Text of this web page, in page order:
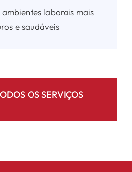
laborais mais
e saudáveis
OS SERVIÇOS